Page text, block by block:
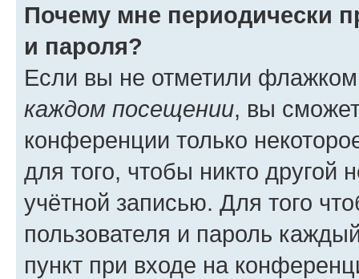
Почему мне периодически
и пароля?
Если вы не отметили
каждом посещении, вы
конференции только
для того, чтобы никто другой
учётной записью. Для того
пользователя и пароль
пункт при входе на